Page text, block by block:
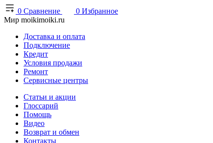
0 Сравнение 0 Избранное
Мир moikimoiki.ru
Доставка и оплата
Подключение
Кредит
Условия продажи
Ремонт
Сервисные центры
Статьи и акции
Глоссарий
Помощь
Видео
Возврат и обмен
Контакты